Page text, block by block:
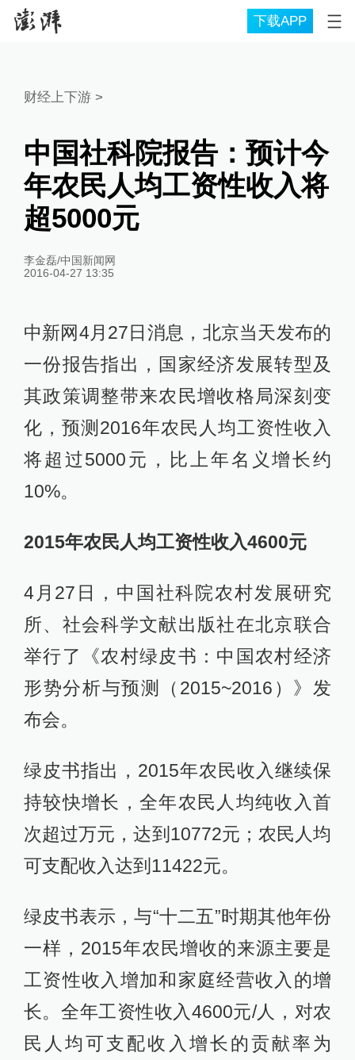
下载APP
财经上下游 >
中国社科院报告：预计今
年农民人均工资性收入将
超5000元
李金磊/中国新闻网
2016-04-27 13:35
中新网4月27日消息，北京当天发布的
一份报告指出，国家经济发展转型及
其政策调整带来农民增收格局深刻变
化，预测2016年农民人均工资性收入
将超过5000元，比上年名义增长约
10%。
2015年农民人均工资性收入4600元
4月27日，中国社科院农村发展研究
所、社会科学文献出版社在北京联合
举行了《农村绿皮书：中国农村经济
形势分析与预测（2015~2016）》发
布会。
绿皮书指出，2015年农民收入继续保
持较快增长，全年农民人均纯收入首
次超过万元，达到10772元；农民人均
可支配收入达到11422元。
绿皮书表示，与“十二五”时期其他年份
一样，2015年农民增收的来源主要是
工资性收入增加和家庭经营收入的增
长。全年工资性收入4600元/人，对农
民人均可支配收入增长的贡献率为